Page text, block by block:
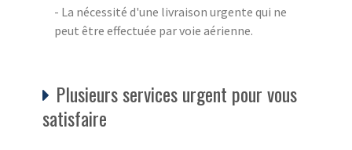
- La nécessité d'une livraison urgente qui ne
peut être effectuée par voie aérienne.
Plusieurs services urgent pour vous
satisfaire